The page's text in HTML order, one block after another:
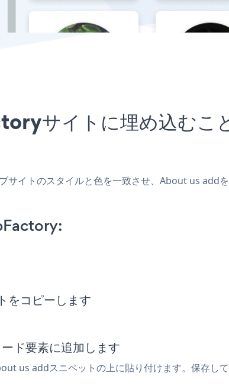
サイトに埋め込むこ
イトのスタイルと色を一致させ、About us add
コピーします
ド要素に追加します
us addスニペットの上に貼り付けます。保存し